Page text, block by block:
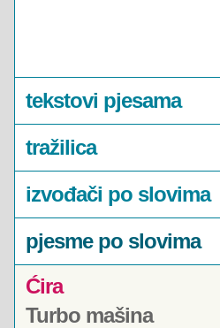
tekstovi pjesama
tražilica
izvođači po slovima
pjesme po slovima
Ćira
Turbo mašina